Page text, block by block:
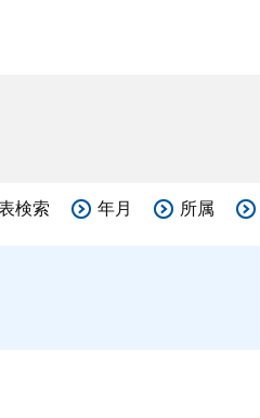
検索 年月 所属